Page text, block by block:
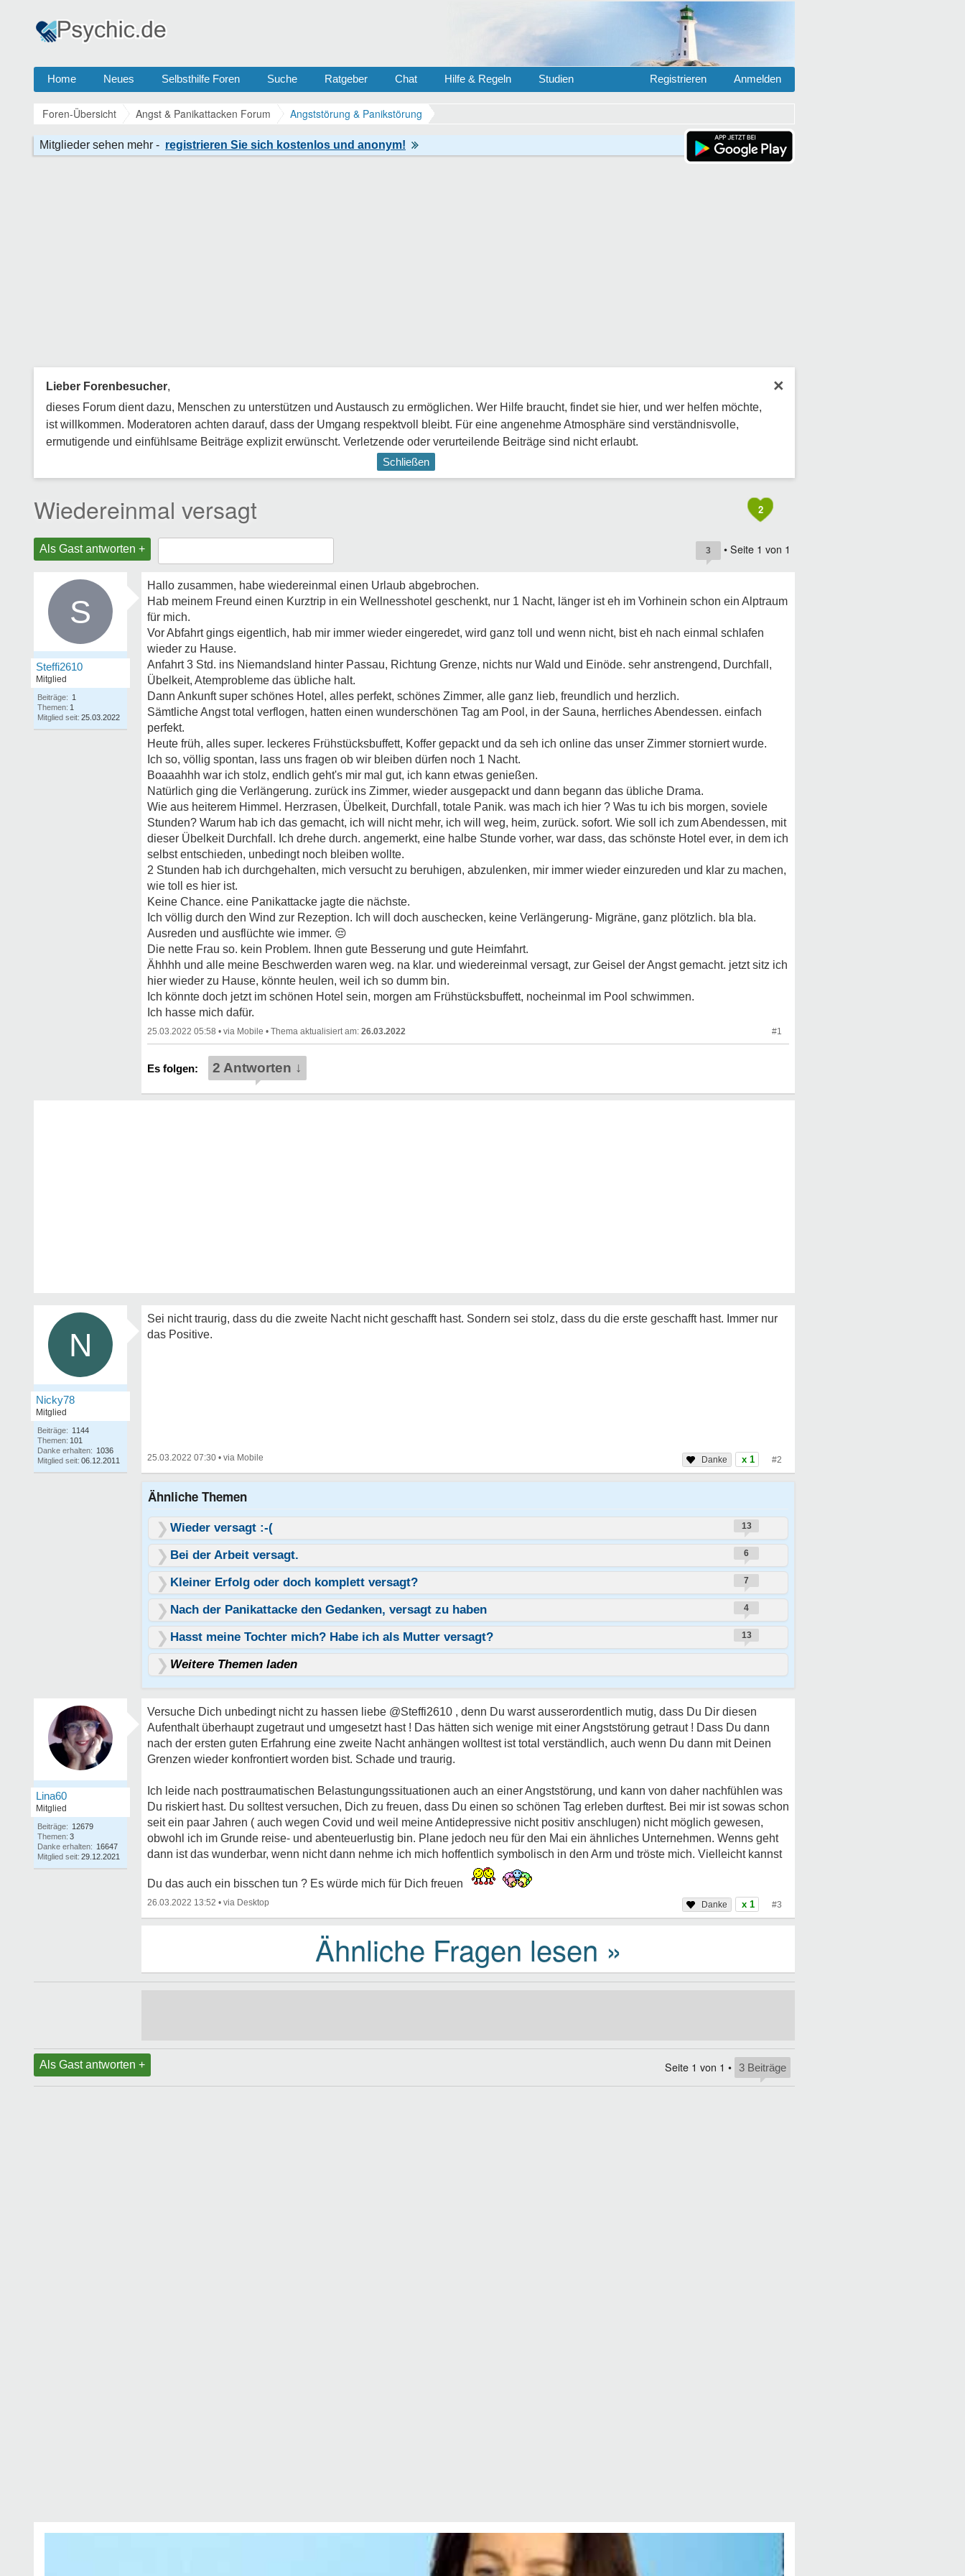
Home Neues Selbsthilfe Foren Suche Ratgeber Chat Hilfe & Regeln Studien Anmelden
Registrieren
Foren-Übersicht Angst & Panikattacken Forum Angststörung & Panikstörung
×
Lieber Forenbesucher,
dieses Forum dient dazu, Menschen zu unterstützen und Austausch zu ermöglichen. Wer Hilfe braucht, findet sie hier, und wer helfen möchte,
ist willkommen. Moderatoren achten darauf, dass der Umgang respektvoll bleibt. Für eine angenehme Atmosphäre sind verständnisvolle,
ermutigende und einfühlsame Beiträge explizit erwünscht. Verletzende oder verurteilende Beiträge sind nicht erlaubt.
Schließen
2
Wiedereinmal versagt
Als Gast antworten + 3 • Seite 1 von 1
S
Steffi2610
Mitglied
Beiträge: 1
Themen: 1
Mitglied seit: 25.03.2022
Hallo zusammen, habe wiedereinmal einen Urlaub abgebrochen.
Hab meinem Freund einen Kurztrip in ein Wellnesshotel geschenkt, nur 1 Nacht, länger ist eh im Vorhinein schon ein Alptraum
für mich.
Vor Abfahrt gings eigentlich, hab mir immer wieder eingeredet, wird ganz toll und wenn nicht, bist eh nach einmal schlafen
wieder zu Hause.
Anfahrt 3 Std. ins Niemandsland hinter Passau, Richtung Grenze, nichts nur Wald und Einöde. sehr anstrengend, Durchfall,
Übelkeit, Atemprobleme das übliche halt.
Dann Ankunft super schönes Hotel, alles perfekt, schönes Zimmer, alle ganz lieb, freundlich und herzlich.
Sämtliche Angst total verflogen, hatten einen wunderschönen Tag am Pool, in der Sauna, herrliches Abendessen. einfach
perfekt.
Heute früh, alles super. leckeres Frühstücksbuffett, Koffer gepackt und da seh ich online das unser Zimmer storniert wurde.
Ich so, völlig spontan, lass uns fragen ob wir bleiben dürfen noch 1 Nacht.
Boaaahhh war ich stolz, endlich geht's mir mal gut, ich kann etwas genießen.
Natürlich ging die Verlängerung. zurück ins Zimmer, wieder ausgepackt und dann begann das übliche Drama.
Wie aus heiterem Himmel. Herzrasen, Übelkeit, Durchfall, totale Panik. was mach ich hier ? Was tu ich bis morgen, soviele
Stunden? Warum hab ich das gemacht, ich will nicht mehr, ich will weg, heim, zurück. sofort. Wie soll ich zum Abendessen, mit
dieser Übelkeit Durchfall. Ich drehe durch. angemerkt, eine halbe Stunde vorher, war dass, das schönste Hotel ever, in dem ich
selbst entschieden, unbedingt noch bleiben wollte.
2 Stunden hab ich durchgehalten, mich versucht zu beruhigen, abzulenken, mir immer wieder einzureden und klar zu machen,
wie toll es hier ist.
Keine Chance. eine Panikattacke jagte die nächste.
Ich völlig durch den Wind zur Rezeption. Ich will doch auschecken, keine Verlängerung- Migräne, ganz plötzlich. bla bla.
Ausreden und ausflüchte wie immer. 😔
Die nette Frau so. kein Problem. Ihnen gute Besserung und gute Heimfahrt.
Ähhhh und alle meine Beschwerden waren weg. na klar. und wiedereinmal versagt, zur Geisel der Angst gemacht. jetzt sitz ich
hier wieder zu Hause, könnte heulen, weil ich so dumm bin.
Ich könnte doch jetzt im schönen Hotel sein, morgen am Frühstücksbuffett, nocheinmal im Pool schwimmen.
Ich hasse mich dafür.
25.03.2022 05:58 • • 26.03.2022 #1
2 Antworten ↓
N
Nicky78
Mitglied
Beiträge: 1144
Themen: 101
Danke erhalten: 1036
Mitglied seit: 06.12.2011
Sei nicht traurig, dass du die zweite Nacht nicht geschafft hast. Sondern sei stolz, dass du die erste geschafft hast. Immer nur
das Positive.
25.03.2022 07:30 • x 1 #2
Ähnliche Themen
Wieder versagt :-( 13
Bei der Arbeit versagt. 6
Kleiner Erfolg oder doch komplett versagt? 7
Nach der Panikattacke den Gedanken, versagt zu haben 4
Hasst meine Tochter mich? Habe ich als Mutter versagt? 13
Weitere Themen laden
Lina60
Mitglied
Beiträge: 12679
Themen: 3
Danke erhalten: 16647
Mitglied seit: 29.12.2021
Versuche Dich unbedingt nicht zu hassen liebe @Steffi2610 , denn Du warst ausserordentlich mutig, dass Du Dir diesen
Aufenthalt überhaupt zugetraut und umgesetzt hast ! Das hätten sich wenige mit einer Angststörung getraut ! Dass Du dann
nach der ersten guten Erfahrung eine zweite Nacht anhängen wolltest ist total verständlich, auch wenn Du dann mit Deinen
Grenzen wieder konfrontiert worden bist. Schade und traurig.
Ich leide nach posttraumatischen Belastungungssituationen auch an einer Angststörung, und kann von daher nachfühlen was
Du riskiert hast. Du solltest versuchen, Dich zu freuen, dass Du einen so schönen Tag erleben durftest. Bei mir ist sowas schon
seit ein paar Jahren ( auch wegen Covid und weil meine Antidepressive nicht positiv anschlugen) nicht möglich gewesen,
obwohl ich im Grunde reise- und abenteuerlustig bin. Plane jedoch neu für den Mai ein ähnliches Unternehmen. Wenns geht
dann ist das wunderbar, wenn nicht dann nehme ich mich hoffentlich symbolisch in den Arm und tröste mich. Vielleicht kannst
Du das auch ein bisschen tun ? Es würde mich für Dich freuen
26.03.2022 13:52 • x 1 #3
Als Gast antworten + Seite 1 von 1 • 3 Beiträge